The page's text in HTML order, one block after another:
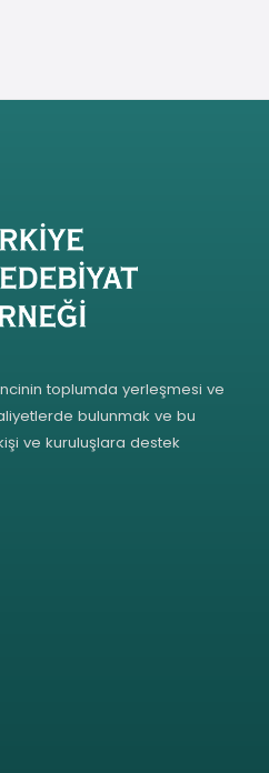
toplumda yerleşmesi ve
bulunmak ve bu
ve kuruluşlara destek